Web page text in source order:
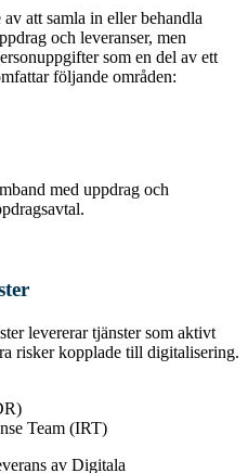
att samla in eller behandla
och leveranser, men
som en del av ett
följande områden:
med uppdrag och
levererar tjänster som aktivt
risker kopplade till digitalisering.
Team (IRT)
av Digitala